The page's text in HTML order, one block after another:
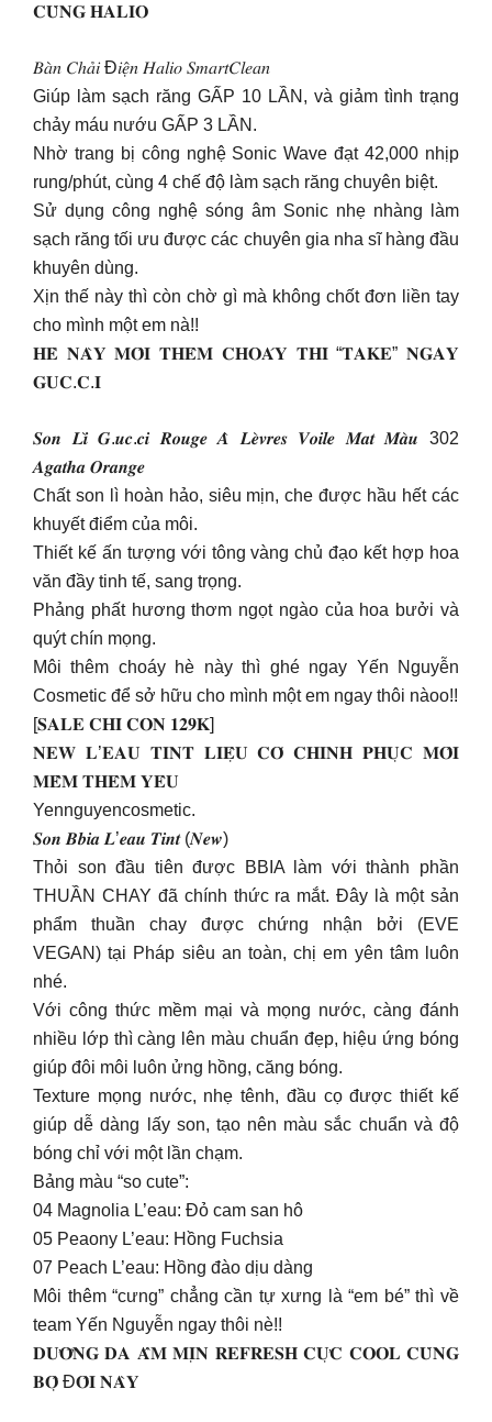
𝐂𝐔̀𝐍𝐆 𝐇𝐀𝐋𝐈𝐎
𝐵𝑎̀𝑛 𝐶ℎ𝑎̉𝑖 Đ𝑖𝑒̣̂𝑛 𝐻𝑎𝑙𝑖𝑜 𝑆𝑚𝑎𝑟𝑡𝐶𝑙𝑒𝑎𝑛
Giúp làm sạch răng GẤP 10 LẦN, và giảm tình trạng
chảy máu nướu GẤP 3 LẦN.
Nhờ trang bị công nghệ Sonic Wave đạt 42,000 nhịp
rung/phút, cùng 4 chế độ làm sạch răng chuyên biệt.
Sử dụng công nghệ sóng âm Sonic nhẹ nhàng làm
sạch răng tối ưu được các chuyên gia nha sĩ hàng đầu
khuyên dùng.
Xịn thế này thì còn chờ gì mà không chốt đơn liền tay
cho mình một em nà!!
𝐇𝐄̀ 𝐍𝐀̀𝐘 𝐌𝐎̂𝐈 𝐓𝐇𝐄̂𝐌 𝐂𝐇𝐎𝐀́𝐘 𝐓𝐇𝐈̀ “𝐓𝐀𝐊𝐄” 𝐍𝐆𝐀𝐘
𝐆𝐔𝐂.𝐂.𝐈
𝑺𝒐𝒏 𝑳𝒊̀ 𝑮.𝒖𝒄.𝒄𝒊 𝑹𝒐𝒖𝒈𝒆 𝑨̀ 𝑳𝒆̀𝒗𝒓𝒆𝒔 𝑽𝒐𝒊𝒍𝒆 𝑴𝒂𝒕 𝑴𝒂̀𝒖 302
𝑨𝒈𝒂𝒕𝒉𝒂 𝑶𝒓𝒂𝒏𝒈𝒆
Chất son lì hoàn hảo, siêu mịn, che được hầu hết các
khuyết điểm của môi.
Thiết kế ấn tượng với tông vàng chủ đạo kết hợp hoa
văn đầy tinh tế, sang trọng.
Phảng phất hương thơm ngọt ngào của hoa bưởi và
quýt chín mọng.
Môi thêm choáy hè này thì ghé ngay Yến Nguyễn
Cosmetic để sở hữu cho mình một em ngay thôi nàoo!!
[𝐒𝐀𝐋𝐄 𝐂𝐇𝐈̉ 𝐂𝐎̀𝐍 𝟏𝟐𝟗𝐊]
𝐍𝐄𝐖 𝐋’𝐄𝐀𝐔 𝐓𝐈𝐍𝐓 𝐋𝐈𝐄̣̂𝐔 𝐂𝐎́ 𝐂𝐇𝐈𝐍𝐇 𝐏𝐇𝐔̣𝐂 𝐌𝐎̂𝐈
𝐌𝐄̂̀𝐌 𝐓𝐇𝐄̂𝐌 𝐘𝐄̂𝐔
Yennguyencosmetic.
𝑺𝒐𝒏 𝑩𝒃𝒊𝒂 𝑳’𝒆𝒂𝒖 𝑻𝒊𝒏𝒕 (𝑵𝒆𝒘)
Thỏi son đầu tiên được BBIA làm với thành phần
THUẦN CHAY đã chính thức ra mắt. Đây là một sản
phẩm thuần chay được chứng nhận bởi (EVE
VEGAN) tại Pháp siêu an toàn, chị em yên tâm luôn
nhé.
Với công thức mềm mại và mọng nước, càng đánh
nhiều lớp thì càng lên màu chuẩn đẹp, hiệu ứng bóng
giúp đôi môi luôn ửng hồng, căng bóng.
Texture mọng nước, nhẹ tênh, đầu cọ được thiết kế
giúp dễ dàng lấy son, tạo nên màu sắc chuẩn và độ
bóng chỉ với một lần chạm.
Bảng màu “so cute”:
04 Magnolia L’eau: Đỏ cam san hô
05 Peaony L’eau: Hồng Fuchsia
07 Peach L’eau: Hồng đào dịu dàng
Môi thêm “cưng” chẳng cần tự xưng là “em bé” thì về
team Yến Nguyễn ngay thôi nè!!
𝐃𝐔̛𝐎̛̃𝐍𝐆 𝐃𝐀 𝐀̂̉𝐌 𝐌𝐈̣𝐍 𝐑𝐄𝐅𝐑𝐄𝐒𝐇 𝐂𝐔̛̣𝐂 𝐂𝐎𝐎𝐋 𝐂𝐔̀𝐍𝐆
𝐁𝐎̣̂ Đ𝐎̂𝐈 𝐍𝐀̀𝐘